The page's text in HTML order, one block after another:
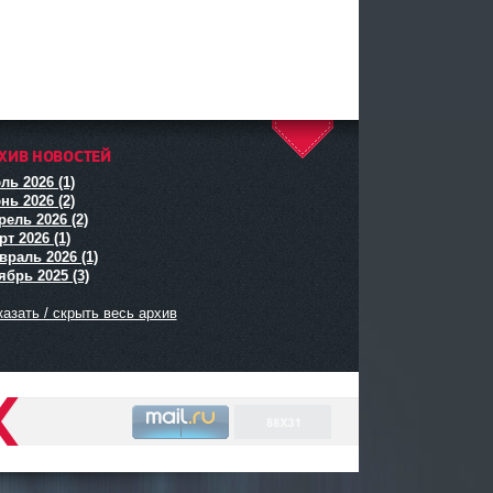
НОВОСТЕЙ
2026 (1)
2026 (2)
2026 (2)
2026 (1)
2026 (1)
2025 (3)
/ скрыть весь архив